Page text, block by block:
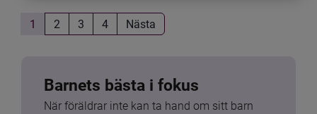
1 2 3 4 Nästa
Barnets bästa i fokus
När föräldrar inte kan ta hand om sitt barn